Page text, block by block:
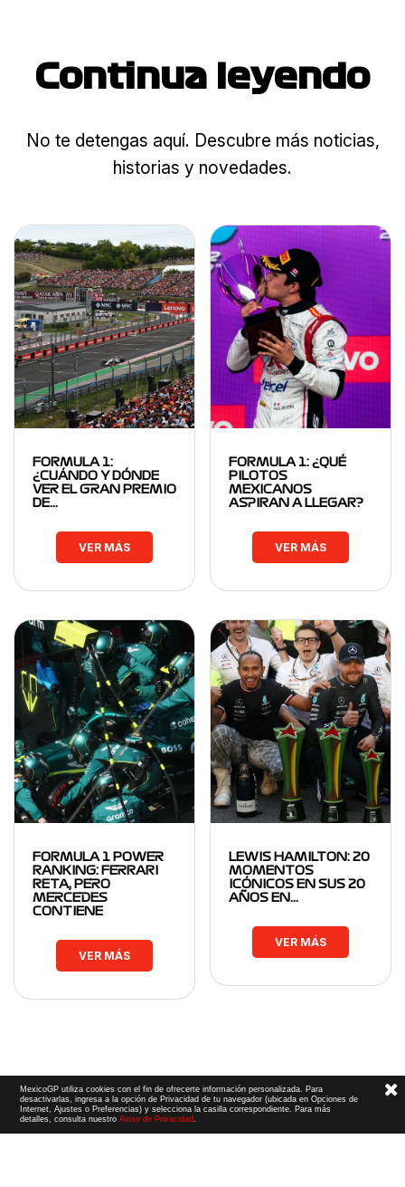
Continua leyendo
No te detengas aquí. Descubre más noticias,
historias y novedades.
FORMULA 1:
¿CUÁNDO Y DÓNDE
VER EL GRAN PREMIO
DE…
VER MÁS
FORMULA 1: ¿QUÉ
PILOTOS
MEXICANOS
ASPIRAN A LLEGAR?
VER MÁS
FORMULA 1 POWER
RANKING: FERRARI
RETA, PERO
MERCEDES
CONTIENE
VER MÁS
LEWIS HAMILTON: 20
MOMENTOS
ICÓNICOS EN SUS 20
AÑOS EN…
VER MÁS
MexicoGP utiliza cookies con el fin de ofrecerte información personalizada. Para
desactivarlas, ingresa a la opción de Privacidad de tu navegador (ubicada en Opciones de
Internet, Ajustes o Preferencias) y selecciona la casilla correspondiente. Para más
detalles, consulta nuestroAviso de Privacidad.